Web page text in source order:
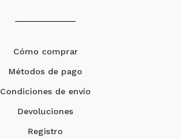
Cómo comprar
Métodos de pago
Condiciones de envío
Devoluciones
Registro